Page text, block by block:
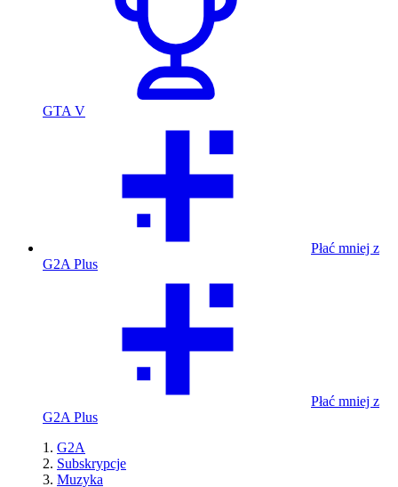
GTA V
Płać mniej z
G2A Plus
Płać mniej z
G2A Plus
G2A
Subskrypcje
Muzyka